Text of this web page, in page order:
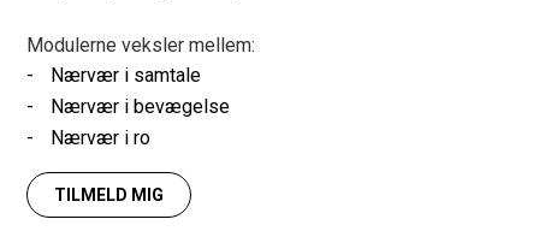
Modulerne veksler mellem:
Nærvær i samtale
Nærvær i bevægelse
Nærvær i ro
TILMELD MIG